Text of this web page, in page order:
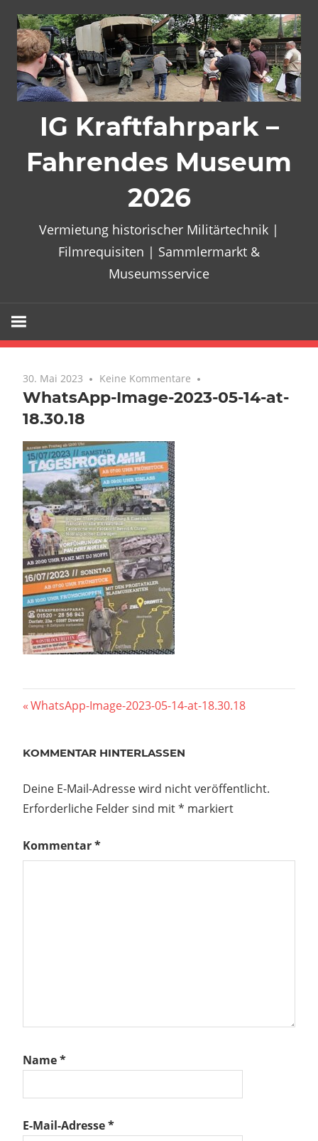
Inhalt
springen
IG Kraftfahrpark –
Fahrendes Museum
2026
Vermietung historischer Militärtechnik |
Filmrequisiten | Sammlermarkt &
Museumsservice
30. Mai 2023 Keine Kommentare
WhatsApp-Image-2023-05-14-at-
18.30.18
Beitragsnavigation
Vorheriger
WhatsApp-Image-2023-05-14-at-18.30.18
KOMMENTAR HINTERLASSEN
Deine E-Mail-Adresse wird nicht veröffentlicht.
Erforderliche Felder sind mit* markiert
Kommentar*
Name*
E-Mail-Adresse*